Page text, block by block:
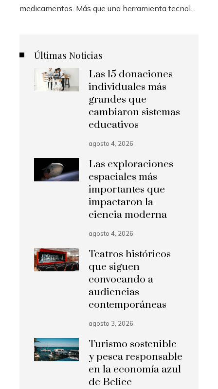
medicamentos. Más que una herramienta tecnol...
Últimas Noticias
Las 15 donaciones
individuales más
grandes que
cambiaron sistemas
educativos
agosto 4, 2026
Las exploraciones
espaciales más
importantes que
impactaron la
ciencia moderna
agosto 4, 2026
Teatros históricos
que siguen
convocando a
audiencias
contemporáneas
agosto 3, 2026
Turismo sostenible
y pesca responsable
en la economía azul
de Belice